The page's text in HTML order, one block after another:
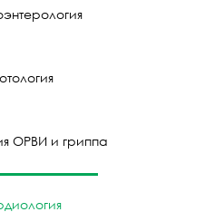
ОРВИ и гриппа